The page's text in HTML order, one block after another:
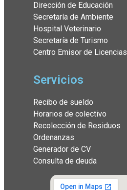
Dirección de Educación
Secretaría de Ambiente
Hospital Veterinario
Secretaría de Turismo
Centro Emisor de Licencias
Servicios
Recibo de sueldo
Horarios de colectivo
Recolección de Residuos
Ordenanzas
Generador de CV
Consulta de deuda